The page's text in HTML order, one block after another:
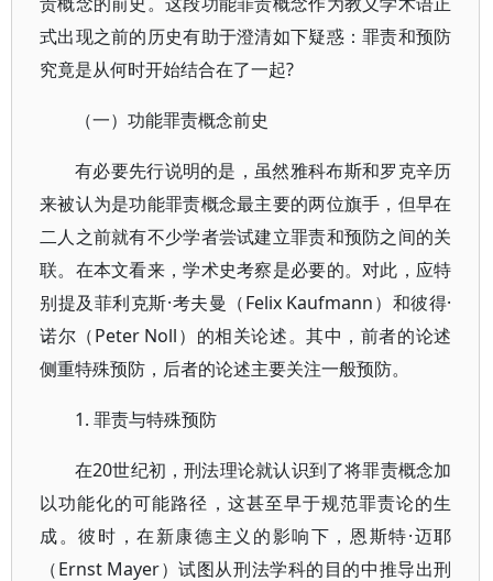
式出现之前的历史有助于澄清如下疑惑：罪责和预防
究竟是从何时开始结合在了一起?
（一）功能罪责概念前史
有必要先行说明的是，虽然雅科布斯和罗克辛历
来被认为是功能罪责概念最主要的两位旗手，但早在
二人之前就有不少学者尝试建立罪责和预防之间的关
联。在本文看来，学术史考察是必要的。对此，应特
别提及菲利克斯·考夫曼（Felix Kaufmann）和彼得·
诺尔（Peter Noll）的相关论述。其中，前者的论述
侧重特殊预防，后者的论述主要关注一般预防。
1. 罪责与特殊预防
在20世纪初，刑法理论就认识到了将罪责概念加
以功能化的可能路径，这甚至早于规范罪责论的生
成。彼时，在新康德主义的影响下，恩斯特·迈耶
（Ernst Mayer）试图从刑法学科的目的中推导出刑